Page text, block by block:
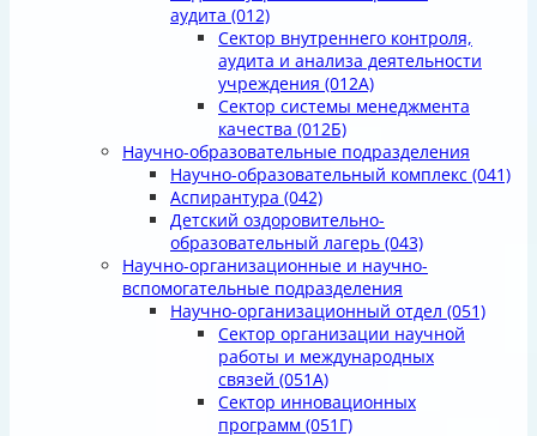
аудита (012)
Сектор внутреннего контроля,
аудита и анализа деятельности
учреждения (012А)
Сектор системы менеджмента
качества (012Б)
Научно-образовательные подразделения
Научно-образовательный комплекс (041)
Аспирантура (042)
Детский оздоровительно-
образовательный лагерь (043)
Научно-организационные и научно-
вспомогательные подразделения
Научно-организационный отдел (051)
Сектор организации научной
работы и международных
связей (051А)
Сектор инновационных
программ (051Г)